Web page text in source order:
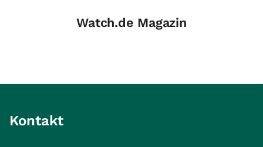
Watch.de Magazin
Kontakt